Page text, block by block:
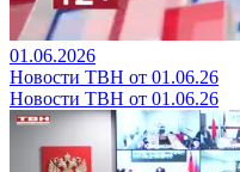
01.06.2026
Новости ТВН от 01.06.26
Новости ТВН от 01.06.26